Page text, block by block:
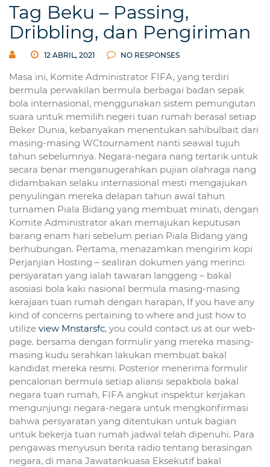
Tag Beku – Passing,
Dribbling, dan Pengiriman
12 ABRIL, 2021 NO RESPONSES
Masa ini, Komite Administrator FIFA, yang terdiri
bermula perwakilan bermula berbagai badan sepak
bola internasional, menggunakan sistem pemungutan
suara untuk memilih negeri tuan rumah berasal setiap
Beker Dunia, kebanyakan menentukan sahibulbait dari
masing-masing WCtournament nanti seawal tujuh
tahun sebelumnya. Negara-negara nang tertarik untuk
secara benar menganugerahkan pujian olahraga nang
didambakan selaku internasional mesti mengajukan
penyulingan mereka delapan tahun awal tahun
turnamen Piala Bidang yang membuat minati, dengan
Komite Administrator akan memajukan keputusan
barang enam hari sebelum perian Piala Bidang yang
berhubungan. Pertama, menazamkan mengirim kopi
Perjanjian Hosting – sealiran dokumen yang merinci
persyaratan yang ialah tawaran langgeng – bakal
asosiasi bola kaki nasional bermula masing-masing
kerajaan tuan rumah dengan harapan, If you have any
kind of concerns pertaining to where and just how to
utilize view Mnstarsfc, you could contact us at our web-
page. bersama dengan formulir yang mereka masing-
masing kudu serahkan lakukan membuat bakal
kandidat mereka resmi. Posterior menerima formulir
pencalonan bermula setiap aliansi sepakbola bakal
negara tuan rumah, FIFA angkut inspektur kerjakan
mengunjungi negara-negara untuk mengkonfirmasi
bahwa persyaratan yang ditentukan untuk bagian
untuk bekerja tuan rumah jadwal telah dipenuhi. Para
pengawas menyusun berita radio tentang berasingan
negara, di mana Jawatankuasa Eksekutif bakal